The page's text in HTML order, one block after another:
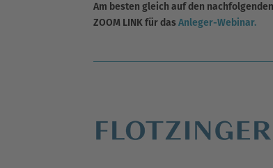
Am besten gleich auf den
ZOOM LINK für dasAnleger-Webinar.